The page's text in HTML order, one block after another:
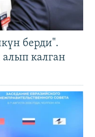
берди".
алып калган